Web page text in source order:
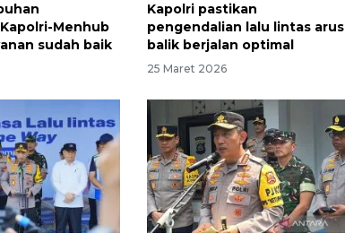
Menhub
sudah baik
Kapolri pastikan
pengendalian lalu lintas arus
balik berjalan optimal
25 Maret 2026